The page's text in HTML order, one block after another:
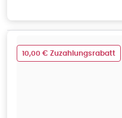
10,00 € Zuzahlungsrabatt